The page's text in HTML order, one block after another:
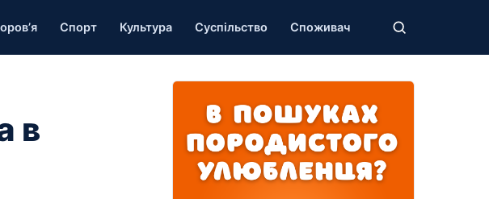
Спорт Культура Суспільство Споживач
в